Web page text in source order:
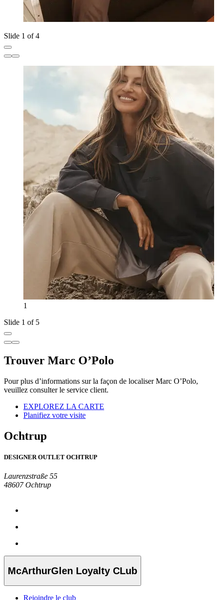
Slide 1 of 4
1
Slide 1 of 5
Trouver Marc O’Polo
Pour plus d’informations sur la façon de localiser Marc O’Polo,
veuillez consulter le service client.
EXPLOREZ LA CARTE
Planifiez votre visite
Ochtrup
DESIGNER OUTLET OCHTRUP
Laurenzstraße 55
48607 Ochtrup
McArthurGlen Loyalty CLub
Rejoindre le club